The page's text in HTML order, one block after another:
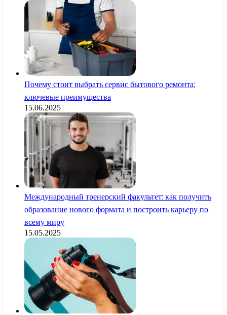
Почему стоит выбрать сервис бытового ремонта:
ключевые преимущества
15.06.2025
Международный тренерский факультет: как получить
образование нового формата и построить карьеру по
всему миру
15.05.2025